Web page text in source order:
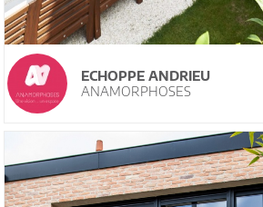
ECHOPPE ANDRIEU
ANAMORPHOSES